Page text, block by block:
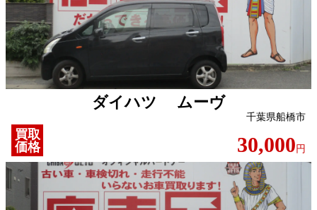
ダイハツ ムーヴ
千葉県船橋市
買取
価格
30,000 円